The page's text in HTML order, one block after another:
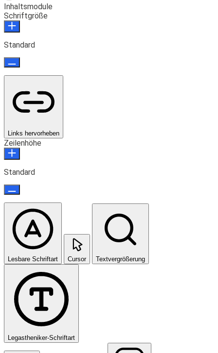
Inhaltsmodule
Schriftgröße
Standard
Links hervorheben
Zeilenhöhe
Standard
Lesbare Schriftart Cursor Textvergrößerung
Legastheniker-Schriftart